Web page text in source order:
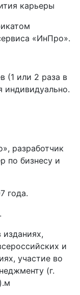
карьеры
«ИнПро».
(1 или 2 раза в
индивидуально.
разработчик
по бизнесу и
года.
и
участие во
(г.